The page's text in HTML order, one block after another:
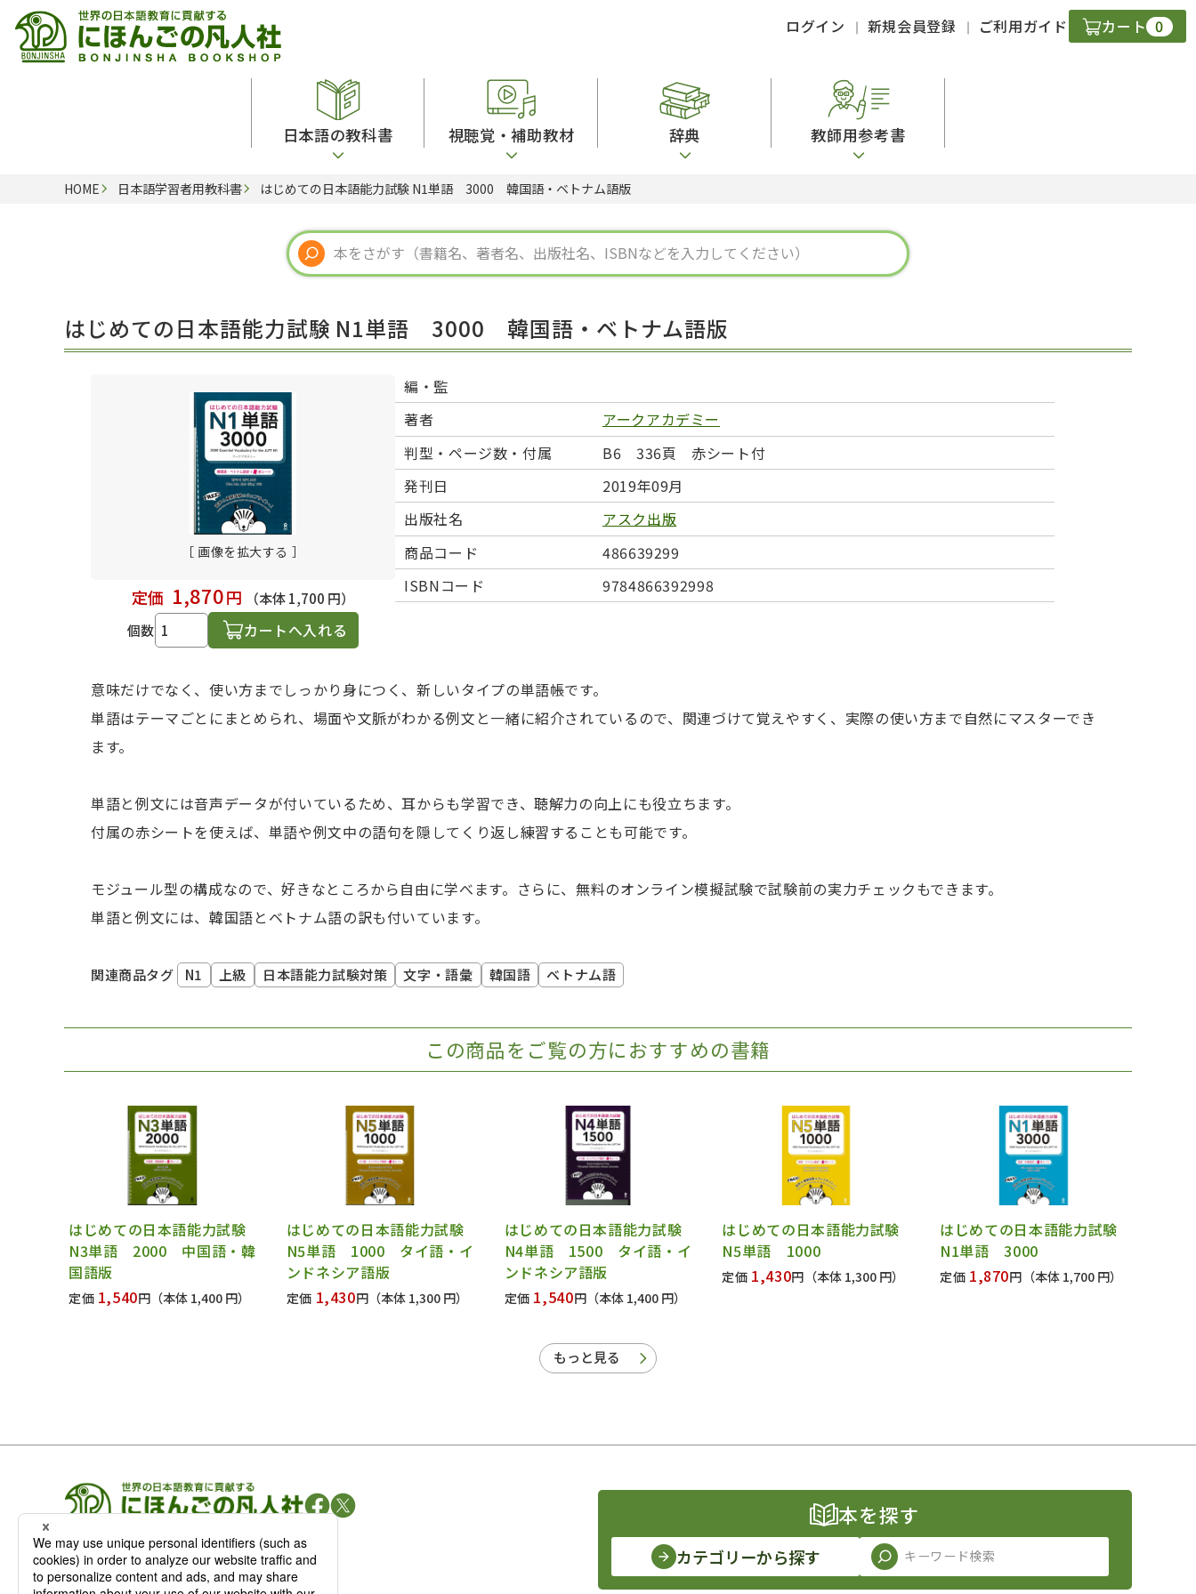
ログイン 新規会員登録 ご利用ガイド カート 0
日本語の教科書
留学生向け専門分野
子ども向け
文法
発音・聴解
作文
練習問題
日本語能力試験対策
日本留学試験対策
日本語学習関連副読本
定期刊行物
視聴覚・補助教材
カード・ゲーム・絵教材
絵本・子ども向け補助 図表
辞典
スペイン語辞典
中国語辞典
ドイツ語辞典
ポルトガル語辞典
ロシア語辞典
語学・文法辞典
表現・用字用語辞典 比較文化辞典
教師用参考書
語彙・意味
文章・談話・表現
表記
言語学
多言語社会・言語政策
言語の諸相
アカデミック・スキル
HOME 日本語学習者用教科書 はじめての日本語能力試験 N1単語 3000 韓国語・ベトナム語版
はじめての日本語能力試験 N1単語 3000 韓国語・ベトナム語版
［ 画像を拡大する ］
定価 1,870円
（本体 1,700 円）
個数
カートへ入れる
編・監
著者
アークアカデミー
判型・ページ数・付属
B6 336頁 赤シート付
発刊日
2019年09月
出版社名
アスク出版
商品コード
486639299
ISBNコード
9784866392998
意味だけでなく、使い方までしっかり身につく、新しいタイプの単語帳です。
単語はテーマごとにまとめられ、場面や文脈がわかる例文と一緒に紹介されているので、関連づけて覚えやすく、実際の使い方まで自然にマスターでき
ます。
単語と例文には音声データが付いているため、耳からも学習でき、聴解力の向上にも役立ちます。
付属の赤シートを使えば、単語や例文中の語句を隠してくり返し練習することも可能です。
モジュール型の構成なので、好きなところから自由に学べます。さらに、無料のオンライン模擬試験で試験前の実力チェックもできます。
単語と例文には、韓国語とベトナム語の訳も付いています。
関連商品タグ N1 上級 日本語能力試験対策 文字・語彙 韓国語 ベトナム語
この商品をご覧の方におすすめの書籍
はじめての日本語能力試験
N3単語 2000 中国語・韓
国語版
定価 1,540円 （本体 1,400 円）
はじめての日本語能力試験
N5単語 1000 タイ語・イ
ンドネシア語版
定価 1,430円 （本体 1,300 円）
はじめての日本語能力試験
N4単語 1500 タイ語・イ
ンドネシア語版
定価 1,540円 （本体 1,400 円）
はじめての日本語能力試験
N5単語 1000
定価 1,430円 （本体 1,300 円）
はじめての日本語能力試験
N1単語 3000
定価 1,870円 （本体 1,700 円）
もっと見る
凡人社の出版情報
本を探す
カテゴリーから探す